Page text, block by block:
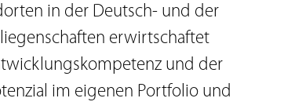
in der Deutsch- und der
erwirtschaftet
und der
im eigenen Portfolio und